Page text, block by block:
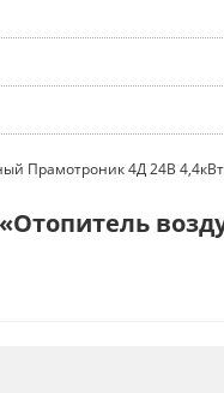
Прамотроник 4Д 24В